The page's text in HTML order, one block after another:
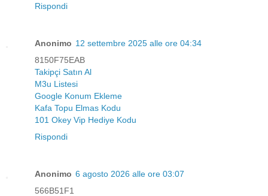
Rispondi
Anonimo 12 settembre 2025 alle ore 04:34
8150F75EAB
Takipçi Satın Al
M3u Listesi
Google Konum Ekleme
Kafa Topu Elmas Kodu
101 Okey Vip Hediye Kodu
Rispondi
Anonimo 6 agosto 2026 alle ore 03:07
566B51F1